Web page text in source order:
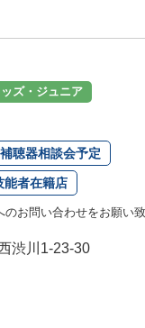
ズ・ジュニア
補聴器相談会予定
能者在籍店
お問い合わせをお願い致
渋川1-23-30